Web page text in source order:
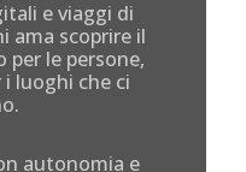
e viaggi di
ama scoprire il
le persone,
i luoghi che ci
autonomia e